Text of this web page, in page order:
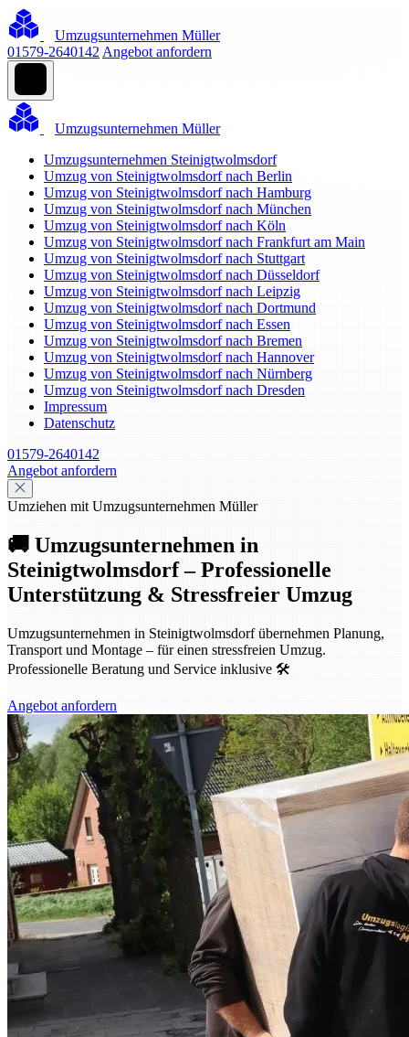
Umzugsunternehmen Müller
01579-2640142 Angebot anfordern
Umzugsunternehmen Müller
Umzugsunternehmen Steinigtwolmsdorf
Umzug von Steinigtwolmsdorf nach Berlin
Umzug von Steinigtwolmsdorf nach Hamburg
Umzug von Steinigtwolmsdorf nach München
Umzug von Steinigtwolmsdorf nach Köln
Umzug von Steinigtwolmsdorf nach Frankfurt am Main
Umzug von Steinigtwolmsdorf nach Stuttgart
Umzug von Steinigtwolmsdorf nach Düsseldorf
Umzug von Steinigtwolmsdorf nach Leipzig
Umzug von Steinigtwolmsdorf nach Dortmund
Umzug von Steinigtwolmsdorf nach Essen
Umzug von Steinigtwolmsdorf nach Bremen
Umzug von Steinigtwolmsdorf nach Hannover
Umzug von Steinigtwolmsdorf nach Nürnberg
Umzug von Steinigtwolmsdorf nach Dresden
Impressum
Datenschutz
01579-2640142
Angebot anfordern
Umziehen mit Umzugsunternehmen Müller
🚚 Umzugsunternehmen in
Steinigtwolmsdorf – Professionelle
Unterstützung & Stressfreier Umzug
Umzugsunternehmen in Steinigtwolmsdorf übernehmen Planung,
Transport und Montage – für einen stressfreien Umzug.
Professionelle Beratung und Service inklusive 🛠️
Angebot anfordern